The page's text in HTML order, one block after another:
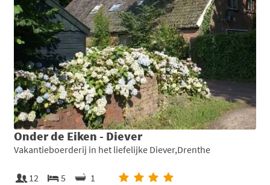
Onder de Eiken - Diever
Vakantieboerderij in het liefelijke Diever,Drenthe
12 5
1